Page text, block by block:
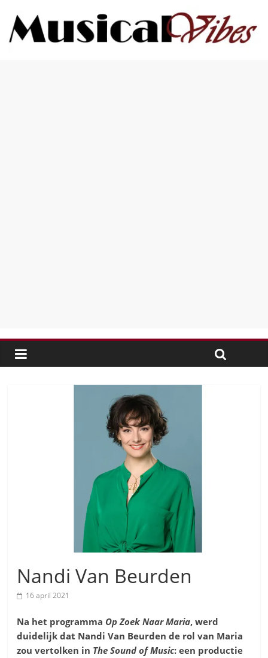
Nandi Van Beurden
16 april 2021
Na het programma Op Zoek Naar Maria, werd
duidelijk dat Nandi Van Beurden de rol van Maria
zou vertolken in The Sound of Music: een productie